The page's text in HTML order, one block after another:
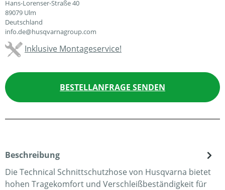
Hans-Lorenser-Straße 40
89079 Ulm
Deutschland
info.de@husqvarnagroup.com
Inklusive Montageservice!
BESTELLANFRAGE SENDEN
Beschreibung
Die Technical Schnittschutzhose von Husqvarna bietet
hohen Tragekomfort und Verschleißbeständigkeit für